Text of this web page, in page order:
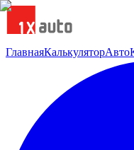
ГлавнаяКалькуляторАвто